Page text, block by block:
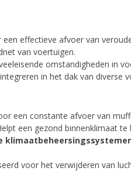
effectieve afvoer van
van voertuigen.
omstandigheden in
in het dak van diverse
een constante afvoer van
een gezond binnenklimaat te
voor het verwijderen van